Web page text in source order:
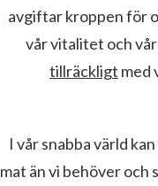
avgiftar kroppen för
vår vitalitet och
tillräckligt med
I vår snabba värld
mat än vi behöver och